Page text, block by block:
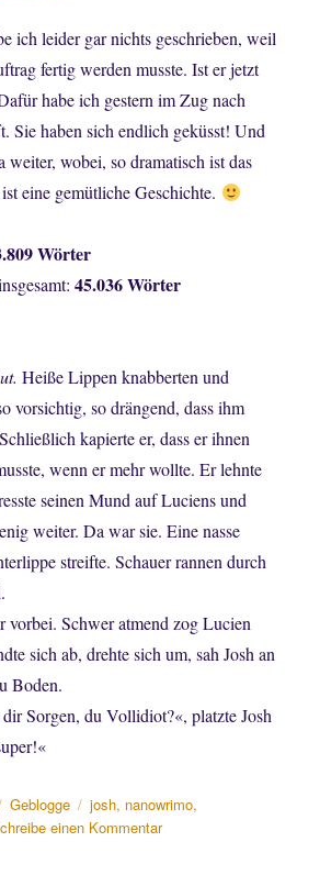
ich leider gar nichts geschrieben, weil
fertig werden musste. Ist er jetzt
habe ich gestern im Zug nach
Sie haben sich endlich geküsst! Und
weiter, wobei, so dramatisch ist das
eine gemütliche Geschichte.
Wörter
45.036 Wörter
Heiße Lippen knabberten und
vorsichtig, so drängend, dass ihm
kapierte er, dass er ihnen
wenn er mehr wollte. Er lehnte
seinen Mund auf Luciens und
weiter. Da war sie. Eine nasse
streifte. Schauer rannen durch
vorbei. Schwer atmend zog Lucien
sich ab, drehte sich um, sah Josh an
Boden.
Sorgen, du Vollidiot?«, platzte Josh
Kategorien
Geblogge Schlagwörter
josh, nanowrimo,
einen Kommentarzu